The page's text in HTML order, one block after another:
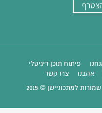
פיתוח תוכן דיגיטלי
אהבנו צרו קשר
למתכוניישן © 2015